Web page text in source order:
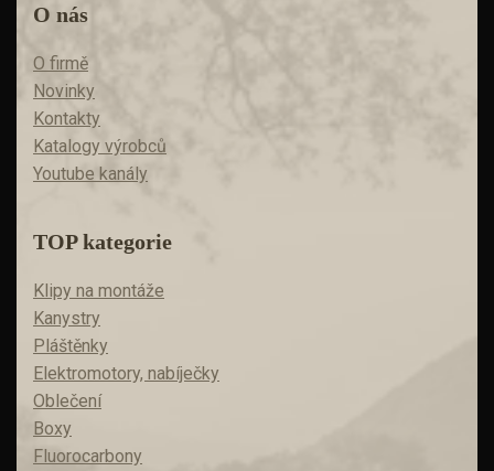
O nás
O firmě
Novinky
Kontakty
Katalogy výrobců
Youtube kanály
TOP kategorie
Klipy na montáže
Kanystry
Pláštěnky
Elektromotory, nabíječky
Oblečení
Boxy
Fluorocarbony